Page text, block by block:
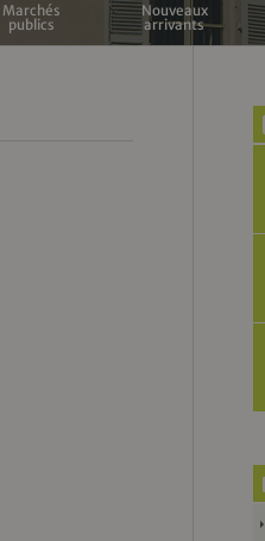
Marchés
publics
Nouveaux
arrivants